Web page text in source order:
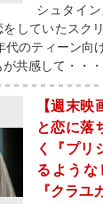
シュタイ
していたスク
代のティーン向
共感して・・・
【週末
と恋に落
く『プリ
るよう
『クラユ